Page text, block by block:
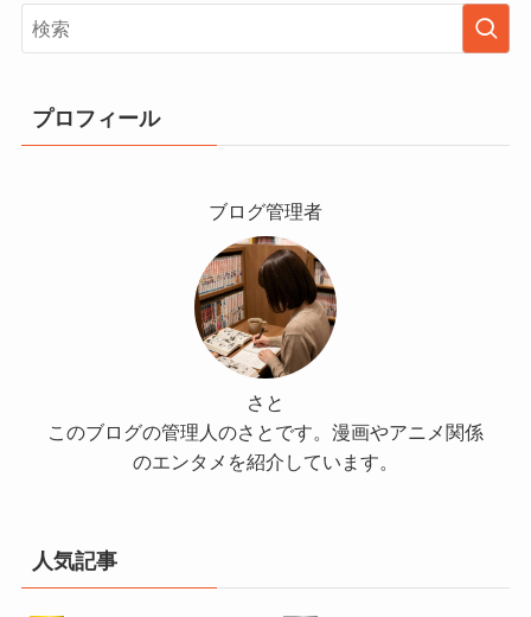
プロフィール
ブログ管理者
さと
このブログの管理人のさとです。漫画やアニメ関係
のエンタメを紹介しています。
人気記事